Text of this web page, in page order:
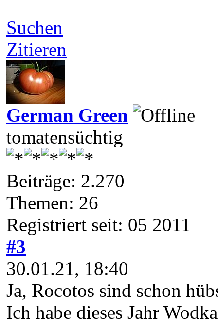
Suchen
Zitieren
German Green
tomatensüchtig
Beiträge: 2.270
Themen: 26
Registriert seit: 05 2011
#3
30.01.21, 18:40
Ja, Rocotos sind schon
Ich habe dieses Jahr